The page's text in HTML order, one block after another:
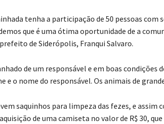
tenha a participação de 50 pessoas com
que é uma ótima oportunidade de a
de Siderópolis, Franqui Salvaro.
de um responsável e em boas condições
o nome do responsável. Os animais de
saquinhos para limpeza das fezes, e assim
de uma camiseta no valor de R$ 30,